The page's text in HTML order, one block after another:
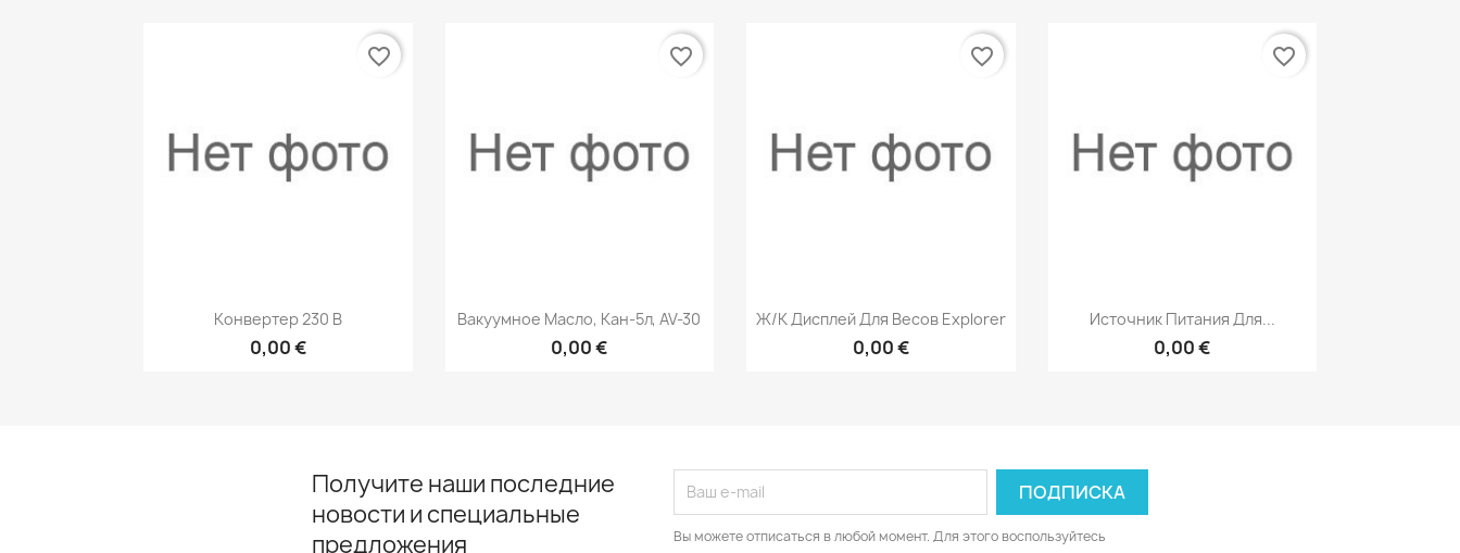
Быстрый просмотр
Конвертер 230 В
0,00 €
favorite_border
Быстрый просмотр
Вакуумное Масло, Кан-5л, AV-30
0,00 €
favorite_border
Быстрый просмотр
Ж/к Дисплей Для Весов Explorer
0,00 €
favorite_border
Быстрый просмотр
Источник Питания Для...
0,00 €
favorite_border
Получите наши последние
новости и специальные
предложения
Вы можете отписаться в любой момент. Для этого воспользуйтесь